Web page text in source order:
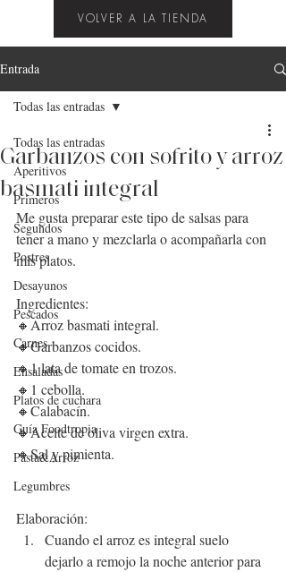
VOLVER A LA TIENDA
Entrada
Todas las entradas
Aperitivos
Primeros
Segundos
Postres
Desayunos
Pescados
Carnes
Ensaladas
Platos de cuchara
Guía Foodtropia
Pasta&Arroz
Legumbres
Todas las entradas
Garbanzos con sofrito y arroz
basmati integral
Me gusta preparar este tipo de salsas para
tener a mano y mezclarla o acompañarla con
mis platos.
Ingredientes:
🔸Arrozbasmati integral.
🔸Garbanzos cocidos.
🔸1 lata de tomate en trozos.
🔸1 cebolla.
🔸Calabacín.
🔸Aceite de oliva virgen extra.
🔸Sal y pimienta.
Elaboración:
Cuando el arroz es integral suelo
dejarlo a remojo la noche anterior para